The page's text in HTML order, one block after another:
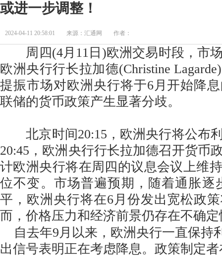
或进一步调整！
2024-04-11 20:58:01 来源：汇通网 作者：
周四(4月11日)欧洲交易时段，市
欧洲央行行长拉加德(Christine
提振市场对欧洲央行将于6月开始降
联储的货币政策产生显著分歧。
北京时间20:15，欧洲央行将公布
20:45，欧洲央行行长拉加德召开货币
计欧洲央行将在周四的议息会议上维
位不变。市场普遍预期，随着通胀逐
平，欧洲央行将在6月份发出宽松政
而，价格压力和经济前景仍存在不确
自去年9月以来，欧洲央行一直保持
出信号表明正在考虑降息。政策制定